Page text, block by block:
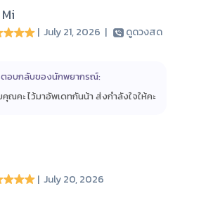
| July 21, 2026 | ดูดวงสด
ตอบกลับของนักพยากรณ์:
ณคะ ไว้มาอัพเดทกันน้า ส่งกำลังใจให้คะ
| July 20, 2026